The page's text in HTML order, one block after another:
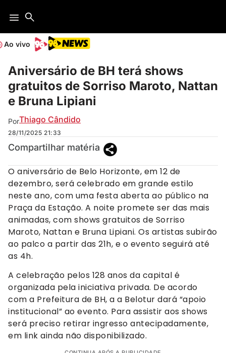
Ao vivo
Aniversário de BH terá shows
gratuitos de Sorriso Maroto, Nattan
e Bruna Lipiani
PorThiago Cândido
28/11/2025 21:33
Compartilhar matéria
O aniversário de Belo Horizonte, em 12 de
dezembro, será celebrado em grande estilo
neste ano, com uma festa aberta ao público na
Praça da Estação. A noite promete ser das mais
animadas, com shows gratuitos de Sorriso
Maroto, Nattan e Bruna Lipiani. Os artistas subirão
ao palco a partir das 21h, e o evento seguirá até
as 4h.
A celebração pelos 128 anos da capital é
organizada pela iniciativa privada. De acordo
com a Prefeitura de BH, a a Belotur dará “apoio
institucional” ao evento. Para assistir aos shows
será preciso retirar ingresso antecipadamente,
em link ainda não disponibilizado.